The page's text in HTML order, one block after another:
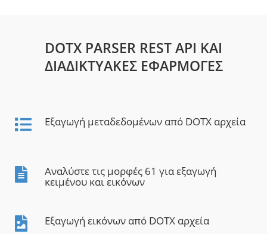
DOTX PARSER REST API ΚΑΙ
ΔΙΑΔΙΚΤΥΑΚΈΣ ΕΦΑΡΜΟΓΈΣ
Εξαγωγή μεταδεδομένων από DOTX αρχεία
Αναλύστε τις μορφές 61 για εξαγωγή
κειμένου και εικόνων
Εξαγωγή εικόνων από DOTX αρχεία